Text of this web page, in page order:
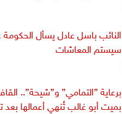
النائب باسل عادل يسأل
سيستم المعاشات
برعاية ”التمامي” و”شيحة”..
بميت أبو غالب تُنهي أعمالها بعد